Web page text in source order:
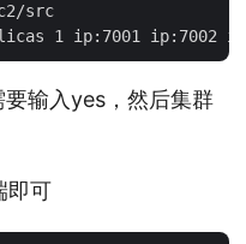
src
输入yes，然后集群
即可